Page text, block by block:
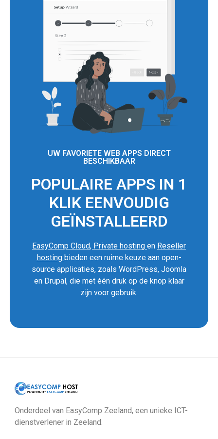
UW FAVORIETE WEB APPS DIRECT
BESCHIKBAAR
POPULAIRE APPS IN 1
KLIK EENVOUDIG
GEÏNSTALLEERD
EasyComp Cloud, Private hosting en Reseller
hosting bieden een ruime keuze aan open-
source applicaties, zoals WordPress, Joomla
en Drupal, die met één druk op de knop klaar
zijn voor gebruik.
Onderdeel van EasyComp Zeeland, een unieke ICT-
dienstverlener in Zeeland.